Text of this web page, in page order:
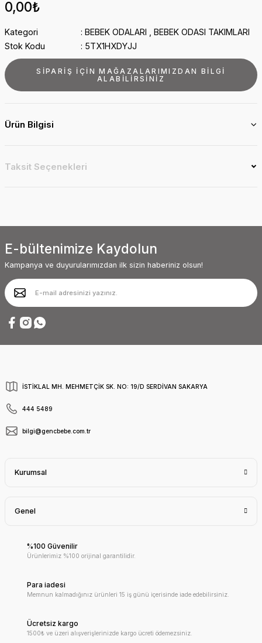
0,00₺
Kategori BEBEK ODALARI
BEBEK ODASI TAKIMLARI
Stok Kodu
5TX1HXDYJJ
SİPARİŞ İÇİN MAĞAZALARIMIZDAN BİLGİ
ALABİLİRSİNİZ
Ürün Bilgisi
Taksit Seçenekleri
E-bültenimize Kaydolun
Kampanya ve duyurularımızdan ilk sizin haberiniz olsun!
İSTİKLAL MH. MEHMETÇİK SK. NO: 19/D SERDİVAN SAKARYA
444 5489
bilgi@gencbebe.com.tr
Kurumsal
Genel
%100 Güvenilir
Ürünlerimiz %100 orijinal garantilidir.
Para iadesi
Memnun kalmadığınız ürünleri 15 iş günü içerisinde iade edebilirsiniz.
Ücretsiz kargo
1500₺ ve üzeri alışverişlerinizde kargo ücreti ödemezsiniz.